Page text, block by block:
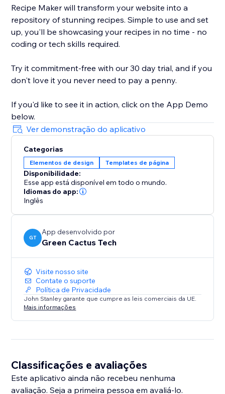
Recipe Maker will transform your website into a
repository of stunning recipes. Simple to use and set
up, you'll be showcasing your recipes in no time - no
coding or tech skills required.
Try it commitment-free with our 30 day trial, and if you
don't love it you never need to pay a penny.
If you'd like to see it in action, click on the App Demo
below.
Ver demonstração do aplicativo
Categorias
Elementos de design Templates de página
Disponibilidade:
Esse app está disponível em todo o mundo.
Idiomas do app:
Inglês
GT
App desenvolvido por
Green Cactus Tech
Visite nosso site
Contate o suporte
Política de Privacidade
John Stanley garante que cumpre as leis comerciais da UE.
Mais informações
Classificações e avaliações
Este aplicativo ainda não recebeu nenhuma
avaliação. Seja a primeira pessoa em avaliá-lo.